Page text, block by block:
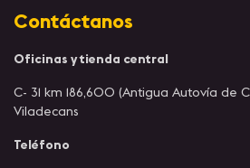
Contáctanos
Oficinas y tienda central
C- 31 km 186,600 (Antigua Autovía de
Viladecans
Teléfono